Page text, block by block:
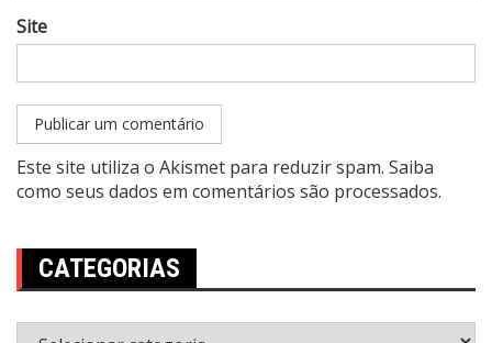
Site
Este site utiliza o Akismet para reduzir spam. Saiba
como seus dados em comentários são processados.
CATEGORIAS
Categorias